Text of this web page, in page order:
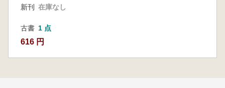
新刊 在庫なし
古書 1 点
616 円